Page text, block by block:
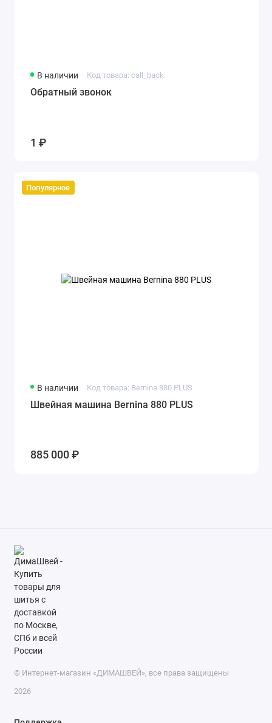
В наличии Код товара: call_back
Обратный звонок
1 ₽
Популярное
В наличии Код товара: Bernina 880 PLUS
Швейная машина Bernina 880 PLUS
885 000 ₽
© Интернет-магазин «ДИМАШВЕЙ», все права защищены
2026